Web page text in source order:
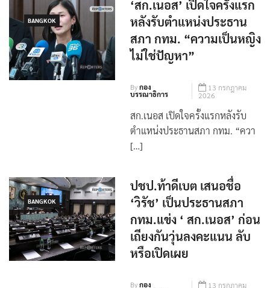
BANGKOK
‘สก.เนอส’ เปิดใจครั้งแรก
หลังรับตำแหน่งประธาน
สภา กทม. “ความเป็นหญิง
ไม่ใช่ปัญหา”
Byกอง
บรรณาธิการ
13 กรกฎาคม
2026
สก.เนอส เปิดใจครั้งแรกหลังรับ
BANGKOK
ปชป.ท้าดีเบต เสนอชื่อ
‘วิรัช’ เป็นประธานสภา
กทม.แข่ง ‘ สก.เนอส’ ก่อน
เถียงกันวุ่นลงคะแนน ลับ
หรือเปิดเผย